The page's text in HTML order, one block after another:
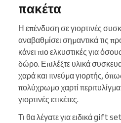
πακέτα
Η επένδυση σε γιορτινές
αναβαθμίσει σημαντικά τις
κάνει πιο ελκυστικές για
δώρο. Επιλέξτε υλικά
χαρά και πνεύμα γιορτής,
πολύχρωμο χαρτί
γιορτινές ετικέτες.
Τι θα λέγατε για ειδικά gift